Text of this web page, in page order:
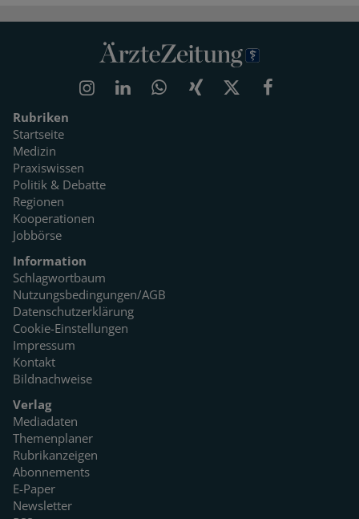
Rubriken
Startseite
Medizin
Praxiswissen
Politik & Debatte
Regionen
Kooperationen
Jobbörse
Information
Schlagwortbaum
Nutzungsbedingungen/AGB
Datenschutzerklärung
Cookie-Einstellungen
Impressum
Kontakt
Bildnachweise
Verlag
Mediadaten
Themenplaner
Rubrikanzeigen
Abonnements
E-Paper
Newsletter